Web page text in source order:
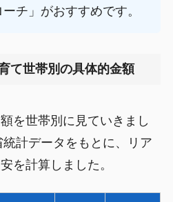
チ」がおすすめです。
て世帯別の具体的金額
を世帯別に見ていきまし
計データをもとに、リア
を計算しました。